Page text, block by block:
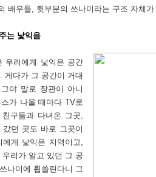
배우들, 뒷부분의 쓰나미라는 구조 자체
는 낯익음
우리에게 낯익은 공간
게다가 그 공간이 거대
야 말로 장관이 아니
가 나올 때마다 TV로
구들과 다녀온 그곳,
던 곳도 바로 그곳이
게 낯익은 지역이고,
리가 알고 있던 그 공
나미에 휩쓸린다니 그